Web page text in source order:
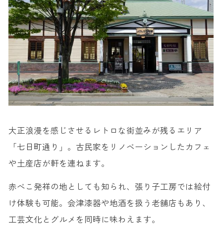
大正浪漫を感じさせるレトロな街並みが残るエリア
「七日町通り」。古民家をリノベーションしたカフェ
や土産店が軒を連ねます。
赤べこ発祥の地としても知られ、張り子工房では絵付
け体験も可能。会津漆器や地酒を扱う老舗店もあり、
工芸文化とグルメを同時に味わえます。